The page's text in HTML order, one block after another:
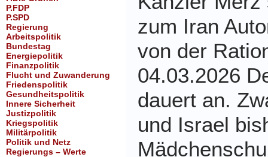
P.FDP
P.SPD
Regierung
Arbeitspolitik
Bundestag
Energiepolitik
Finanzpolitik
Flucht und Zuwanderung
Friedenspolitik
Gesundheitspolitik
Innere Sicherheit
Justizpolitik
Kriegspolitik
Militärpolitik
Politik und Netz
Regierungs – Werte
zum Iran
von der
04.03.2026
dauert an.
und Israel